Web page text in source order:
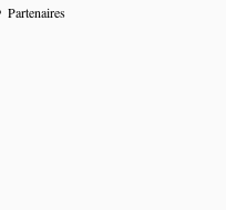
Partenaires